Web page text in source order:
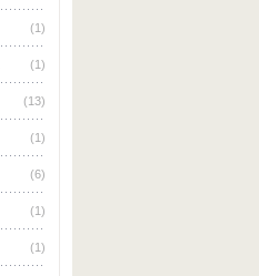
(1)
(1)
(13)
(1)
(6)
(1)
(1)